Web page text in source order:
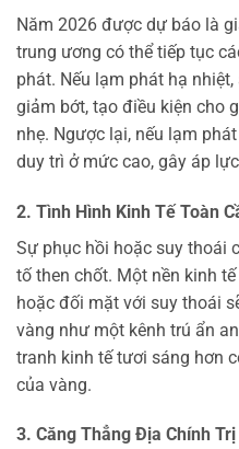
Năm 2026 được dự báo là
trung ương có thể tiếp tục
phát. Nếu lạm phát hạ
giảm bớt, tạo điều kiện cho
nhẹ. Ngược lại, nếu lạm
duy trì ở mức cao, gây áp
2. Tình Hình Kinh Tế Toàn
Sự phục hồi hoặc suy thoái
tố then chốt. Một nền kinh
hoặc đối mặt với suy thoái
vàng như một kênh trú ẩn
tranh kinh tế tươi sáng hơn
của vàng.
3. Căng Thẳng Địa Chính Trị